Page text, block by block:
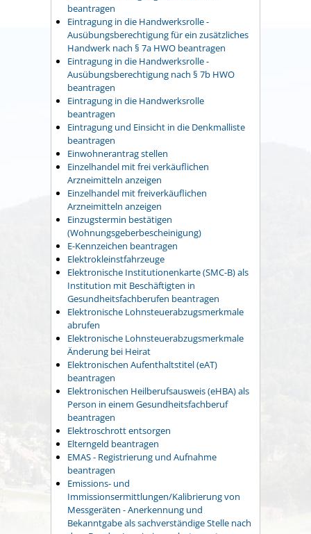
beantragen
Eintragung in die Handwerksrolle -
Ausübungsberechtigung für ein zusätzliches
Handwerk nach § 7a HWO beantragen
Eintragung in die Handwerksrolle -
Ausübungsberechtigung nach § 7b HWO
beantragen
Eintragung in die Handwerksrolle
beantragen
Eintragung und Einsicht in die Denkmalliste
beantragen
Einwohnerantrag stellen
Einzelhandel mit frei verkäuflichen
Arzneimitteln anzeigen
Einzelhandel mit freiverkäuflichen
Arzneimitteln anzeigen
Einzugstermin bestätigen
(Wohnungsgeberbescheinigung)
E-Kennzeichen beantragen
Elektrokleinstfahrzeuge
Elektronische Institutionenkarte (SMC-B) als
Institution mit Beschäftigten in
Gesundheitsfachberufen beantragen
Elektronische Lohnsteuerabzugsmerkmale
abrufen
Elektronische Lohnsteuerabzugsmerkmale
Änderung bei Heirat
Elektronischen Aufenthaltstitel (eAT)
beantragen
Elektronischen Heilberufsausweis (eHBA) als
Person in einem Gesundheitsfachberuf
beantragen
Elektroschrott entsorgen
Elterngeld beantragen
EMAS - Registrierung und Aufnahme
beantragen
Emissions- und
Immissionsermittlungen/Kalibrierung von
Messgeräten - Anerkennung und
Bekanntgabe als sachverständige Stelle nach